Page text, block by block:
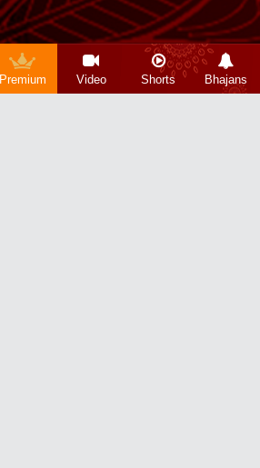
Premium Video Shorts Bhajans